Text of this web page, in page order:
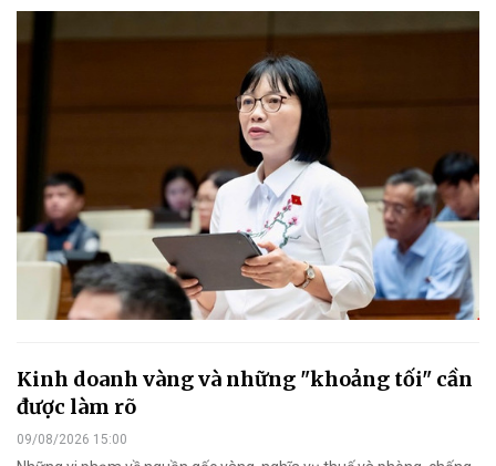
Kinh doanh vàng và những "khoảng tối" cần
được làm rõ
09/08/2026 15:00